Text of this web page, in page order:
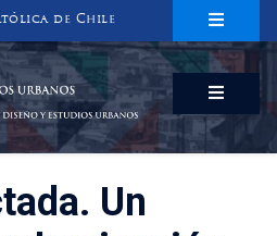
de Chile
URBANOS
DISEÑO Y ESTUDIOS URBANOS
Un